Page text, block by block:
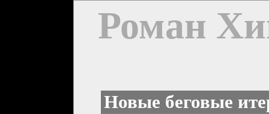
Роман
Новые беговые